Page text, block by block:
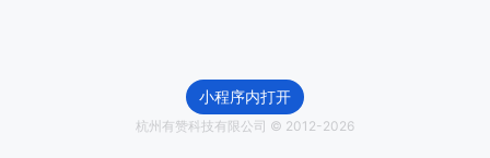
小程序内打开
杭州有赞科技有限公司 © 2012-2026